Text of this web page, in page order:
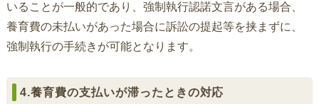
いることが一般的であり、強制執行認諾文言がある場合、
養育費の未払いがあった場合に訴訟の提起等を挟まずに、
強制執行の手続きが可能となります。
4.養育費の支払いが滞ったときの対応